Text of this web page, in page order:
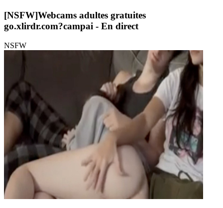
[NSFW]Webcams adultes gratuites
go.xlirdr.com?campai - En direct
NSFW